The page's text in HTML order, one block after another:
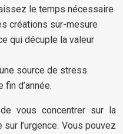
le temps nécessaire
créations sur-mesure
qui décuple la valeur
source de stress
d’année.
vous concentrer sur la
l’urgence. Vous pouvez